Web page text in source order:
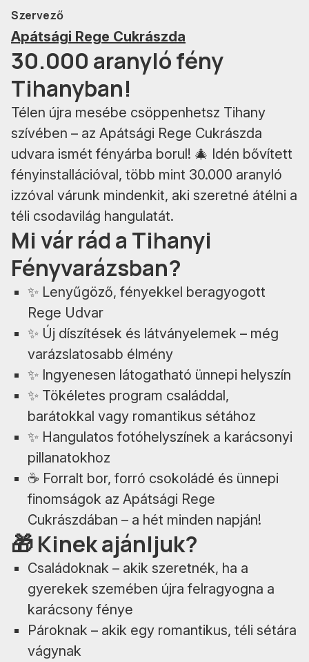
Szervező
Apátsági Rege Cukrászda
30.000 aranyló fény
Tihanyban!
Télen újra mesébe csöppenhetsz Tihany
szívében – az Apátsági Rege Cukrászda
udvara ismét fényárba borul! 🎄 Idén bővített
fényinstallációval, több mint 30.000 aranyló
izzóval várunk mindenkit, aki szeretné átélni a
téli csodavilág hangulatát.
Mi vár rád a Tihanyi
Fényvarázsban?
✨ Lenyűgöző, fényekkel beragyogott
Rege Udvar
✨ Új díszítések és látványelemek – még
varázslatosabb élmény
✨ Ingyenesen látogatható ünnepi helyszín
✨ Tökéletes program családdal,
barátokkal vagy romantikus sétához
✨ Hangulatos fotóhelyszínek a karácsonyi
pillanatokhoz
☕ Forralt bor, forró csokoládé és ünnepi
finomságok az Apátsági Rege
Cukrászdában – a hét minden napján!
🎁 Kinek ajánljuk?
Családoknak – akik szeretnék, ha a
gyerekek szemében újra felragyogna a
karácsony fénye
Pároknak – akik egy romantikus, téli sétára
vágynak